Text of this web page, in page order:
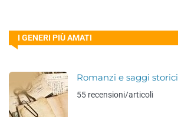
I GENERI PIÙ AMATI
Romanzi e saggi storici
55 recensioni/articoli